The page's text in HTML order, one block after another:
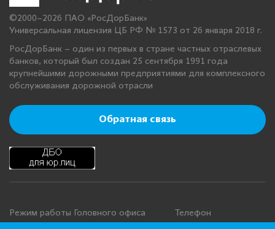
©2000–2026 ПАО «РосДорБанк»
Универсальная лицензия ЦБ РФ № 1573 от 26 января 2018 г.
РосДорБанк – один из первых в стране частных отраслевых
банков, который был создан 25 сентября 1991 года
крупнейшими дорожными предприятиями для комплексного
обслуживания дорожной отрасли
Обратная связь
Режим работы Головного офиса Телефон